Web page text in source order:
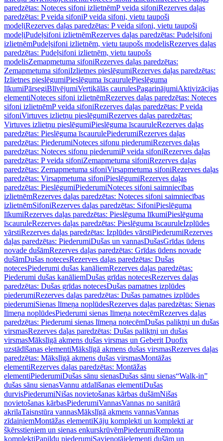
paredzētas: Noteces sifoni izlietnēmP veida sifoniRezerves daļas
paredzētas: P veida sifoniP veida sifoni, vietu taupoši
modeļiRezerves daļas paredzētas: P veida sifoni, vietu taupoši
modeļiPudeļsifoni izlietnēmRezerves daļas paredzētas: Pudeļsifoni
izlietnēmPudeļsifoni izlietnēm, vietu taupošs modelisRezerves daļas
paredzētas: Pudeļsifoni izlietnēm, vietu taupošs
modelisZemapmetuma sifoniRezerves daļas paredzētas:
Zemapmetuma sifoniIzlietnes pieslēgumiRezerves daļas paredzētas:
Izlietnes pieslēgumiPieslēguma īscaurulePieslēguma
līkumiPārsegiBlīvējumiVertikālās caurulesPagarinājumiAktivizācijas
elementiNoteces sifoni izlietnēmRezerves daļas paredzētas: Noteces
sifoni izlietnēmP veida sifoniRezerves daļas paredzētas: P veida
sifoniVirtuves izlietņu pieslēgumiRezerves daļas paredzētas:
Virtuves izlietņu pieslēgumiPieslēguma īscauruleRezerves daļas
paredzētas: Pieslēguma īscaurulePiederumiRezerves daļas
paredzētas: PiederumiNoteces sifonu piederumiRezerves daļas
paredzētas: Noteces sifonu piederumiP veida sifoniRezerves daļas
paredzētas: P veida sifoniZemapmetuma sifoniRezerves daļas
paredzētas: Zemapmetuma sifoniVirsapmetuma sifoniRezerves daļas
paredzētas: Virsapmetuma sifoniPieslēgumiRezerves daļas
paredzētas: PieslēgumiPiederumiNoteces sifoni saimniecības
izlietnēmRezerves daļas paredzētas: Noteces sifoni saimniecības
izlietnēmSifoniRezerves daļas paredzētas: SifoniPieslēguma
līkumiRezerves daļas paredzētas: Pieslēguma līkumiPieslēguma
īscauruleRezerves daļas paredzētas: Pieslēguma īscauruleIzplūdes
vārstiRezerves daļas paredzētas: Izplūdes vārstiPiederumiRezerves
daļas paredzētas: PiederumiDušas un vannasDušasGrīdas ūdens
novade dušāmRezerves daļas paredzētas: Grīdas ūdens novade
dušāmDušas notecesRezerves daļas paredzētas: Dušas
notecesPiederumi dušas kanāliemRezerves daļas paredzētas:
Piederumi dušas kanāliemDušas grīdas notecesRezerves daļas
paredzētas: Dušas grīdas notecesDušas pamatnes izplūdes
piederumiRezerves daļas paredzētas: Dušas pamatnes izplūdes
piederumiSienas līmeņa noplūdesRezerves daļas paredzētas: Sienas
līmeņa noplūdesPiederumi sienas līmeņa notecēmRezerves daļas
paredzētas: Piederumi sienas līmeņa notecēmDušas paliktņi un dušas
virsmasRezerves daļas paredzētas: Dušas paliktņi un dušas
virsmasMākslīgā akmens dušas virsmas un Geberit Duofix
uzstādīšanas elementiMākslīgā akmens dušas virsmasRezerves daļas
paredzētas: Mākslīgā akmens dušas virsmasMontāžas
elementiRezerves daļas paredzētas: Montāžas
elementiPiederumiDušas sānu sienasDušas sānu sienas“Walk-in”
dušas sānu sienasVannu atdalīšanas elementiDušas
durvisPiederumiNišas novietošanas kārbas dušāmNišas
novietošanas kārbasPiederumiVannasVannas no sanitārā
akrilaTaisnstūra vannasMākslīgā akmens vannasVannas
zīdaiņiemMontāžas elementiKāju komplekti un komplekti ar
šķērsstieņiem un sienas enkurskrūvēmPiederumiRemonta
komplektiPapildu piederumiSavienotājelementi dušām un